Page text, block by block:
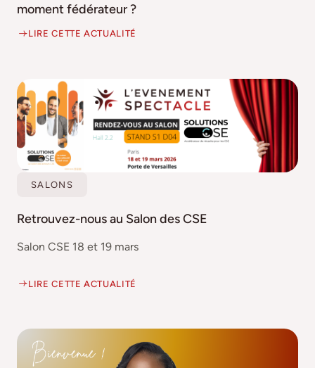
moment fédérateur ?
LIRE CETTE ACTUALITÉ
SALONS
Retrouvez-nous au Salon des CSE
Salon CSE 18 et 19 mars
LIRE CETTE ACTUALITÉ